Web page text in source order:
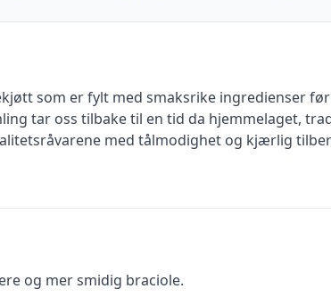
som er fylt med smaksrike ingredienser
tar oss tilbake til en tid da hjemmelaget,
med tålmodighet og kjærlig
og mer smidig braciole.